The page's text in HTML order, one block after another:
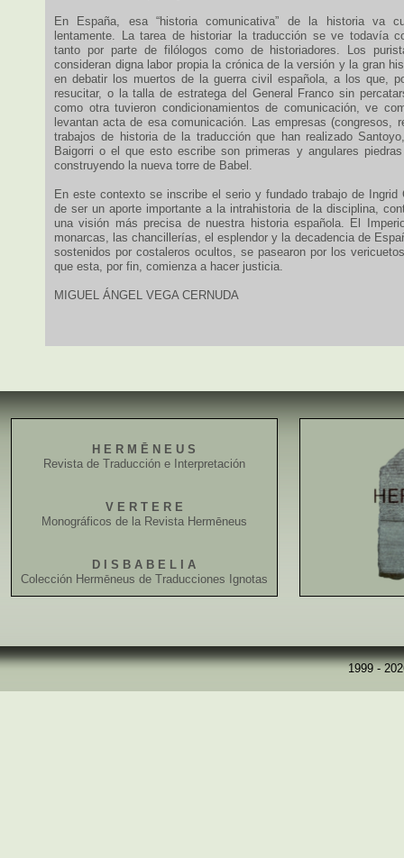
En España, esa “historia comunicativa” de la historia va
lentamente. La tarea de historiar la traducción se ve todavía
tanto por parte de filólogos como de historiadores. Los
consideran digna labor propia la crónica de la versión y la gran
en debatir los muertos de la guerra civil española, a los que,
resucitar, o la talla de estratega del General Franco sin
como otra tuvieron condicionamientos de comunicación, ve
levantan acta de esa comunicación. Las empresas (congresos,
trabajos de historia de la traducción que han realizado
Baigorri o el que esto escribe son primeras y angulares
construyendo la nueva torre de Babel.
En este contexto se inscribe el serio y fundado trabajo de Ingrid
de ser un aporte importante a la intrahistoria de la disciplina,
una visión más precisa de nuestra historia española. El
monarcas, las chancillerías, el esplendor y la decadencia de
sostenidos por costaleros ocultos, se pasearon por los
que esta, por fin, comienza a hacer justicia.
MIGUEL ÁNGEL VEGA CERNUDA
H E R M Ē N E U S
Revista de Traducción e Interpretación
V E R T E R E
Monográficos de la Revista Hermēneus
D I S B A B E L I A
Colección Hermēneus de Traducciones Ignotas
1999 -